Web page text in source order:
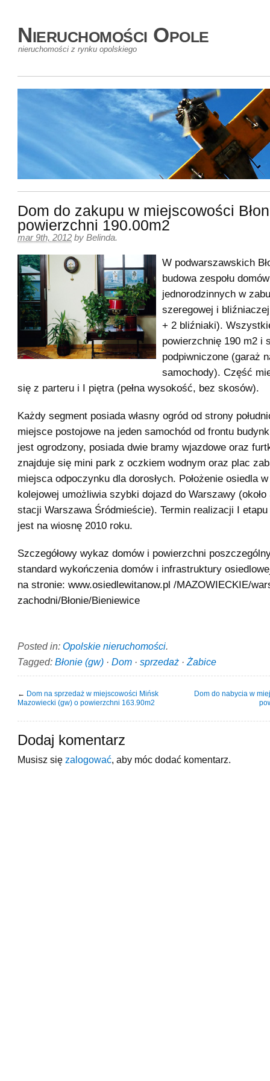
Nieruchomości Opole
nieruchomości z rynku opolskiego
Dom do zakupu w miejscowości
powierzchni 190.00m2
mar 9th, 2012 by Belinda.
W podwarszawskich
budowa zespołu domów
jednorodzinnych w
szeregowej i
+ 2 bliźniaki).
powierzchnię 190 m2 i
podpiwniczone (garaż
samochody). Część
się z parteru i I piętra (pełna wysokość, bez skosów).
Każdy segment posiada własny ogród od strony
miejsce postojowe na jeden samochód od frontu
jest ogrodzony, posiada dwie bramy wjazdowe oraz
znajduje się mini park z oczkiem wodnym oraz plac
miejsca odpoczynku dla dorosłych. Położenie osiedla
kolejowej umożliwia szybki dojazd do Warszawy (około
stacji Warszawa Śródmieście). Termin realizacji I
jest na wiosnę 2010 roku.
Szczegółowy wykaz domów i powierzchni
standard wykończenia domów i infrastruktury
na stronie: www.osiedlewitanow.pl /MAZOWIECKIE/
zachodni/Błonie/Bieniewice
Posted in: Opolskie nieruchomości.
Tagged: Błonie (gw) · Dom · sprzedaż · Żabice
← Dom na sprzedaż w miejscowości Mińsk
Mazowiecki (gw) o powierzchni 163.90m2
Dom do nabycia w
Dodaj komentarz
Musisz się zalogować , aby móc dodać komentarz.